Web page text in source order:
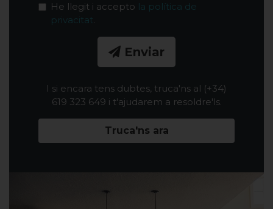
He llegit i accepto la política de
privacitat.
Enviar
I si encara tens dubtes, truca'ns al (+34)
619 323 649 i t'ajudarem a resoldre'ls.
Truca'ns ara